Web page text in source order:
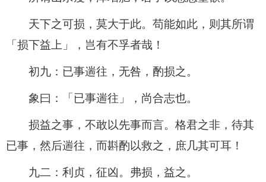
天下之可损，莫大于此。苟能如此，则其所谓
「损下益上」，岂有不孚者哉！
初九：已事遄往，无咎，酌损之。
象曰：「已事遄往」，尚合志也。
损益之事，不敢以先事而言。格君之非，待其
已事，然后遄往，而斟酌以救之，庶几其可耳！
九二：利贞，征凶。弗损，益之。